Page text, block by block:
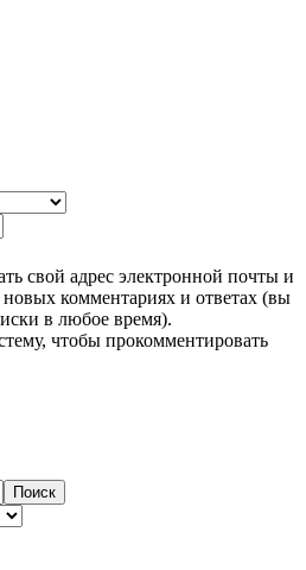
свой адрес электронной почты и
комментариях и ответах (вы
в любое время).
чтобы прокомментировать
Поиск